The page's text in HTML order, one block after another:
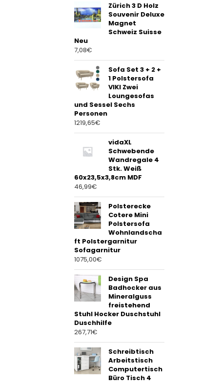
Zürich 3 D Holz
Souvenir Deluxe
Magnet
Schweiz Suisse
Neu
7,08€
Sofa Set 3 + 2 +
1 Polstersofa
VIKI Zwei
Loungesofas
und Sessel Sechs
Personen
1219,65€
vidaXL
Schwebende
Wandregale 4
Stk. Weiß
60x23,5x3,8cm MDF
46,99€
Polsterecke
Cotere Mini
Polstersofa
Wohnlandscha
ft Polstergarnitur
Sofagarnitur
1075,00€
Design Spa
Badhocker aus
Mineralguss
freistehend
Stuhl Hocker Duschstuhl
Duschhilfe
267,71€
Schreibtisch
Arbeitstisch
Computertisch
Büro Tisch 4